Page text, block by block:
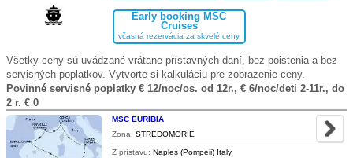
Early booking MSC
Cruises
včasná rezervácia za skvelé ceny
Všetky ceny sú uvádzané vrátane prístavných daní, bez poistenia a bez
servisných poplatkov. Vytvorte si kalkuláciu pre zobrazenie ceny.
Povinné servisné poplatky € 12/noc/os. od 12r., € 6/noc/deti 2-11r., do
2 r. € 0
MSC EURIBIA
Zona: STREDOMORIE
Z prístavu: Naples (Pompeii) Italy